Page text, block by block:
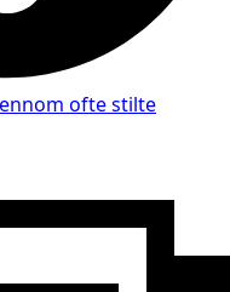
ofte stilte